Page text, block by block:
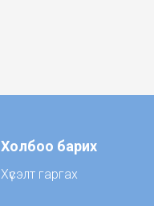
Холбоо барих
Хүсэлт гаргах